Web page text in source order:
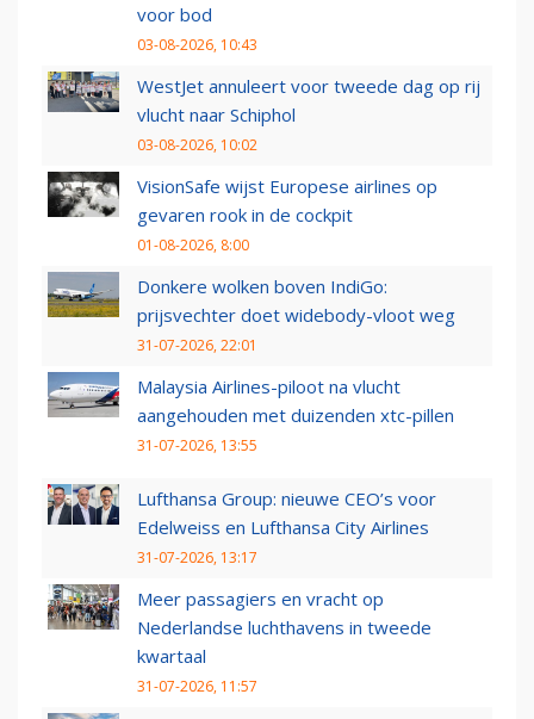
voor bod
03-08-2026, 10:43
WestJet annuleert voor tweede dag op rij
vlucht naar Schiphol
03-08-2026, 10:02
VisionSafe wijst Europese airlines op
gevaren rook in de cockpit
01-08-2026, 8:00
Donkere wolken boven IndiGo:
prijsvechter doet widebody-vloot weg
31-07-2026, 22:01
Malaysia Airlines-piloot na vlucht
aangehouden met duizenden xtc-pillen
31-07-2026, 13:55
Lufthansa Group: nieuwe CEO’s voor
Edelweiss en Lufthansa City Airlines
31-07-2026, 13:17
Meer passagiers en vracht op
Nederlandse luchthavens in tweede
kwartaal
31-07-2026, 11:57